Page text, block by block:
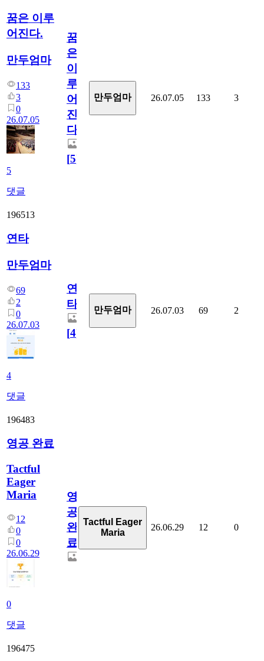
꿈은 이루
어진다.
만두엄마
133
3
0
26.07.05
5
댓글
꿈
은
이
루
어
진
다.
[5]
만두엄마 26.07.05 133 3
196513
연타
만두엄마
69
2
0
26.07.03
4
댓글
연
타
[4]
만두엄마 26.07.03 69 2
196483
영공 완료
Tactful
Eager
Maria
12
0
0
26.06.29
0
댓글
영
공
완
료
Tactful Eager
Maria
26.06.29 12 0
196475